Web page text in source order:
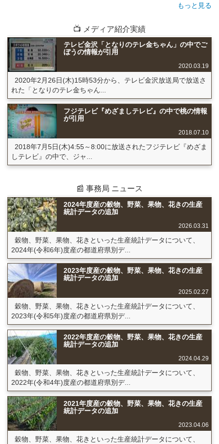
もっと見る
📺 メディア紹介実績
テレビ金沢「となりのテレ金ちゃん」の中でご
ぼうの情報が引用
2020.03.19
2020年2月26日(木)15時53分から、テレビ金沢放送局で放送さ
れた「となりのテレ金ちゃん...
フジテレビ『めざましテレビ』の中で桃の情報
が引用
2018.07.10
2018年7月5日(木)4:55～8:00に放送されたフジテレビ『めざま
しテレビ』の中で、ジャ...
📰 事務局 ニュース
2024年度産の穀物、野菜、果物、花きの生産
統計データの追加
2026.03.31
穀物、野菜、果物、花きといった生産統計データについて、
2024年(令和6年)度産の都道府県別デ...
2023年度産の穀物、野菜、果物、花きの生産
統計データの追加
2025.02.27
穀物、野菜、果物、花きといった生産統計データについて、
2023年(令和5年)度産の都道府県別デ...
2022年度産の穀物、野菜、果物、花きの生産
統計データの追加
2024.04.29
穀物、野菜、果物、花きといった生産統計データについて、
2022年(令和4年)度産の都道府県別デ...
2021年度産の穀物、野菜、果物、花きの生産
統計データの追加
2023.04.06
穀物、野菜、果物、花きといった生産統計データについて、